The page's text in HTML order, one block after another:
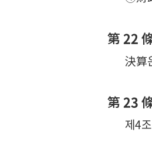
第 22
決算
第 23
제4